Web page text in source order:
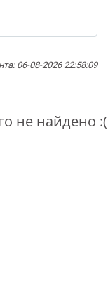
06-08-2026 22:58:09
не найдено :(